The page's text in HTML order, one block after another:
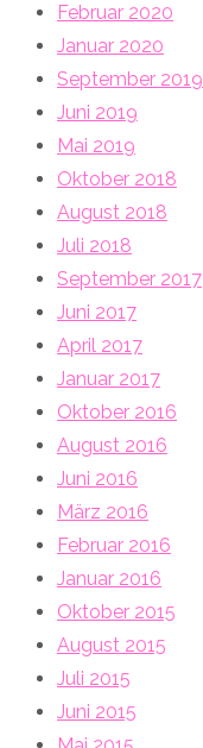
Februar 2020
Januar 2020
September 2019
Juni 2019
Mai 2019
Oktober 2018
August 2018
Juli 2018
September 2017
Juni 2017
April 2017
Januar 2017
Oktober 2016
August 2016
Juni 2016
März 2016
Februar 2016
Januar 2016
Oktober 2015
August 2015
Juli 2015
Juni 2015